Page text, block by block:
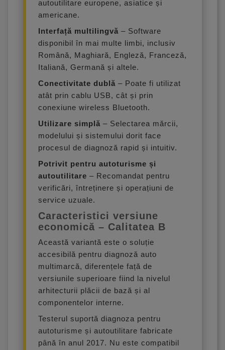
autoutilitare europene, asiatice și
americane.
Interfață multilingvă – Software
disponibil în mai multe limbi, inclusiv
Română, Maghiară, Engleză, Franceză,
Italiană, Germană și altele.
Conectivitate dublă – Poate fi utilizat
atât prin cablu USB, cât și prin
conexiune wireless Bluetooth.
Utilizare simplă – Selectarea mărcii,
modelului și sistemului dorit face
procesul de diagnoză rapid și intuitiv.
Potrivit pentru autoturisme și
autoutilitare – Recomandat pentru
verificări, întreținere și operațiuni de
service uzuale.
Caracteristici versiune
economică – Calitatea B
Această variantă este o soluție
accesibilă pentru diagnoză auto
multimarcă, diferențele față de
versiunile superioare fiind la nivelul
arhitecturii plăcii de bază și al
componentelor interne.
Testerul suportă diagnoza pentru
autoturisme și autoutilitare fabricate
până în anul 2017. Nu este compatibil